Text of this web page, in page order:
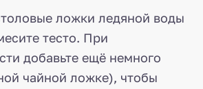
ложки ледяной воды
тесто. При
добавьте ещё немного
чайной ложке), чтобы